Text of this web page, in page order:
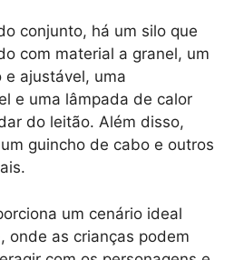
conjunto, há um silo que
com material a granel, um
ajustável, uma
e uma lâmpada de calor
do leitão. Além disso,
guincho de cabo e outros
um cenário ideal
onde as crianças podem